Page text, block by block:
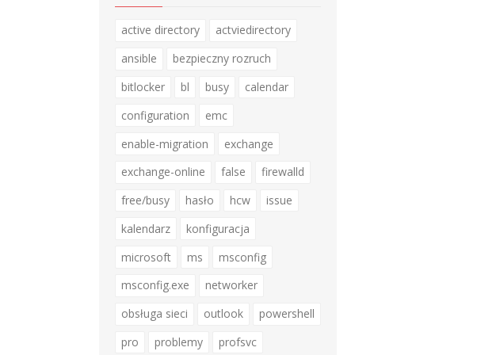
active directory
actviedirectory
ansible
bezpieczny rozruch
bitlocker
bl busy
calendar
configuration
emc
enable-migration
exchange
exchange-online
false
firewalld
free/busy
hasło hcw
issue
kalendarz
konfiguracja
microsoft
ms
msconfig
msconfig.exe
networker
obsługa sieci
outlook
powershell
pro
problemy profsvc